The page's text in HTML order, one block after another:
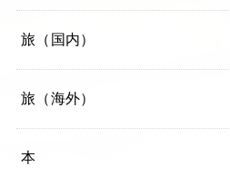
旅（国内）
旅（海外）
本